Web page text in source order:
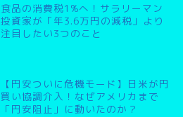
食品の消費税1%へ！サラリーマン
投資家が「年3.6万円の減税」より
注目したい3つのこと
【円安ついに危機モード】日米が円
買い協調介入！なぜアメリカまで
「円安阻止」に動いたのか？